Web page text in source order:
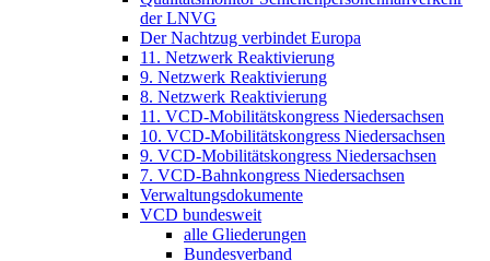
der LNVG
Der Nachtzug verbindet Europa
11. Netzwerk Reaktivierung
9. Netzwerk Reaktivierung
8. Netzwerk Reaktivierung
11. VCD-Mobilitätskongress Niedersachsen
10. VCD-Mobilitätskongress Niedersachsen
9. VCD-Mobilitätskongress Niedersachsen
7. VCD-Bahnkongress Niedersachsen
Verwaltungsdokumente
VCD bundesweit
alle Gliederungen
Bundesverband